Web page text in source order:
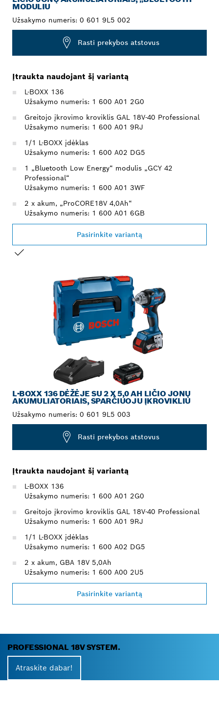
MODULIU
Užsakymo numeris: 0 601 9L5 002
Rasti prekybos atstovus
Įtraukta naudojant šį variantą
L-BOXX 136
Užsakymo numeris: 1 600 A01 2G0
Greitojo įkrovimo kroviklis GAL 18V-40 Professional
Užsakymo numeris: 1 600 A01 9RJ
1/1 L-BOXX įdėklas
Užsakymo numeris: 1 600 A02 DG5
1 „Bluetooth Low Energy“ modulis „GCY 42
Professional“
Užsakymo numeris: 1 600 A01 3WF
2 x akum, „ProCORE18V 4,0Ah“
Užsakymo numeris: 1 600 A01 6GB
Pasirinkite variantą
L-BOXX 136 DĖŽĖJE SU 2 X 5,0 AH LIČIO JONŲ
AKUMULIATORIAIS, SPARČIUOJU ĮKROVIKLIU
Užsakymo numeris: 0 601 9L5 003
Rasti prekybos atstovus
Įtraukta naudojant šį variantą
L-BOXX 136
Užsakymo numeris: 1 600 A01 2G0
Greitojo įkrovimo kroviklis GAL 18V-40 Professional
Užsakymo numeris: 1 600 A01 9RJ
1/1 L-BOXX įdėklas
Užsakymo numeris: 1 600 A02 DG5
2 x akum, GBA 18V 5,0Ah
Užsakymo numeris: 1 600 A00 2U5
Pasirinkite variantą
PROFESSIONAL 18V SYSTEM.
Atraskite dabar!